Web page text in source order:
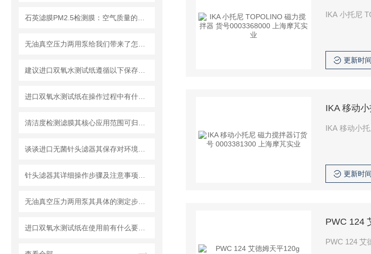
IKA 小托尼
更新时
IKA 移动
IKA 移动小
更新时
PWC 124
PWC 124 艾